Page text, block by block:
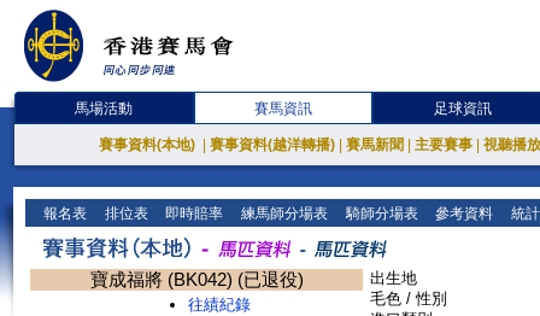
馬場活動 賽馬資訊 足球資訊
賽事資料(本地) 賽事資料(越洋轉播) 賽馬新聞 主要賽事 視聽播
報名表 排位表 即時賠率 練馬師分場表 騎師分場表 參考資料 統
寶成福將 (BK042) (已退役)
往績紀錄
出生地
毛色 / 性別